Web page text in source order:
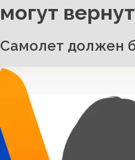
могут
Самолет должен